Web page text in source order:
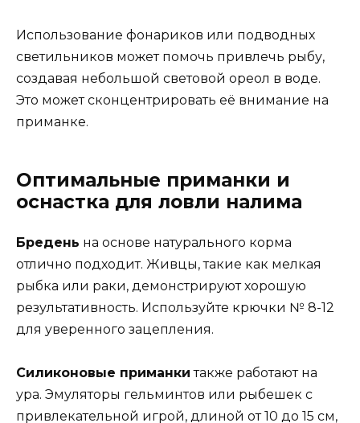
Использование фонариков или подводных
светильников может помочь привлечь рыбу,
создавая небольшой световой ореол в воде.
Это может сконцентрировать её внимание на
приманке.
Оптимальные приманки и
оснастка для ловли налима
Бредень на основе натурального корма
отлично подходит. Живцы, такие как мелкая
рыбка или раки, демонстрируют хорошую
результативность. Используйте крючки № 8-12
для уверенного зацепления.
Силиконовые приманки также работают на
ура. Эмуляторы гельминтов или рыбешек с
привлекательной игрой, длиной от 10 до 15 см,